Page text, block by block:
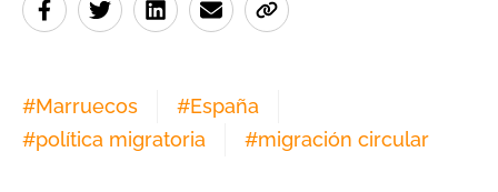
#Marruecos #España
#política migratoria #migración circular